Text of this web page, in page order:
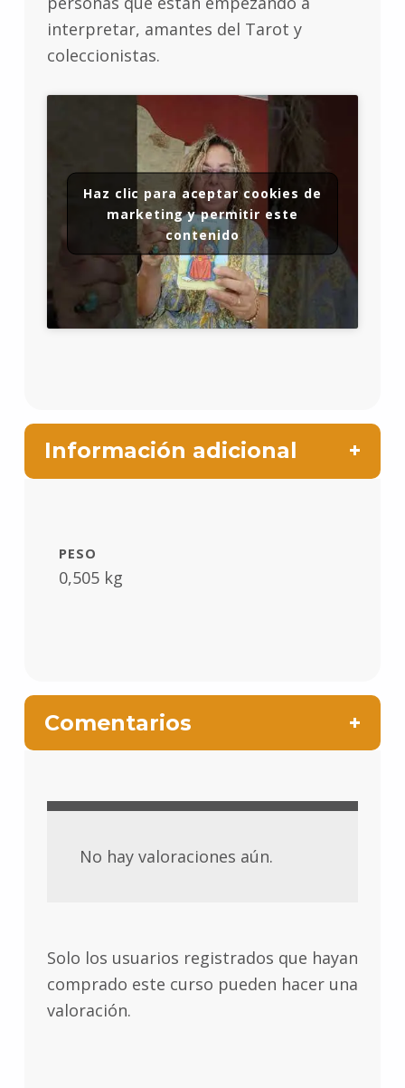
interpretar, amantes del Tarot y
coleccionistas.
Haz clic para aceptar cookies de
marketing y permitir este
contenido
Información adicional
PESO
0,505 kg
Comentarios
No hay valoraciones aún.
Solo los usuarios registrados que hayan
comprado este curso pueden hacer una
valoración.